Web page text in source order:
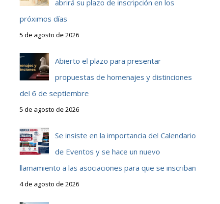
abrirá su plazo de inscripción en los
próximos días
5 de agosto de 2026
Abierto el plazo para presentar
propuestas de homenajes y distinciones
del 6 de septiembre
5 de agosto de 2026
Se insiste en la importancia del Calendario
de Eventos y se hace un nuevo
llamamiento a las asociaciones para que se inscriban
4 de agosto de 2026